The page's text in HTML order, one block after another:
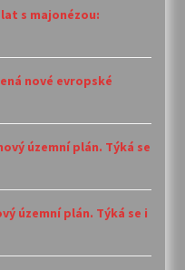
s majonézou:
nové evropské
územní plán. Týká se
územní plán. Týká se i